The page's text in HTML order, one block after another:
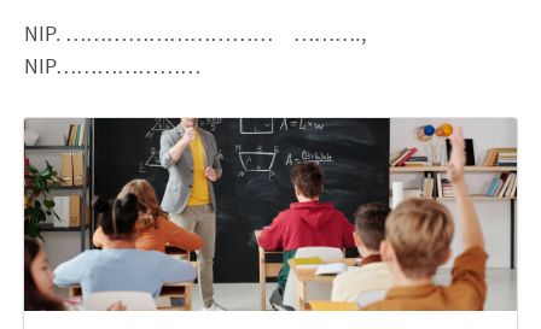
NIP. ………………………… ……….,
NIP…………………